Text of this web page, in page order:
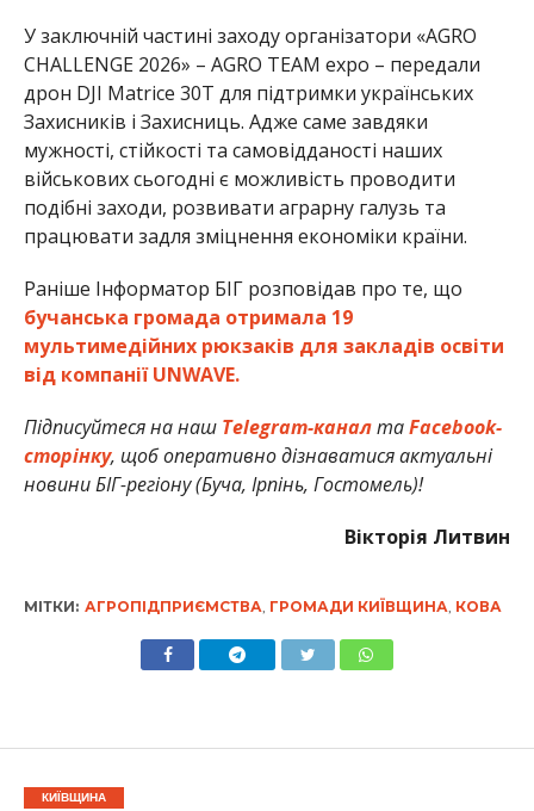
У заключній частині заходу організатори «AGRO
CHALLENGE 2026» – AGRO TEAM expo – передали
дрон DJI Matrice 30Т для підтримки українських
Захисників і Захисниць. Адже саме завдяки
мужності, стійкості та самовідданості наших
військових сьогодні є можливість проводити
подібні заходи, розвивати аграрну галузь та
працювати задля зміцнення економіки країни.
Раніше Інформатор БІГ розповідав про те, що
бучанська громада отримала 19
мультимедійних рюкзаків для закладів освіти
від компанії UNWAVE.
Підписуйтеся на наш Telegram-каналтаFacebook-
сторінку, щоб оперативно дізнаватися актуальні
новини БІГ-регіону (Буча, Ірпінь, Гостомель)!
Вікторія Литвин
МІТКИ: АГРОПІДПРИЄМСТВА, ГРОМАДИ КИЇВЩИНА, КОВА
КИЇВЩИНА